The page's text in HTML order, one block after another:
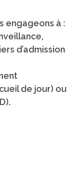
engageons à :
d’admission
de jour) ou